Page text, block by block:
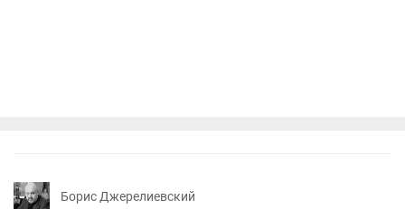
Борис Джерелиевский